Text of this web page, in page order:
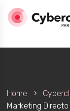
Home
Marketing Directo